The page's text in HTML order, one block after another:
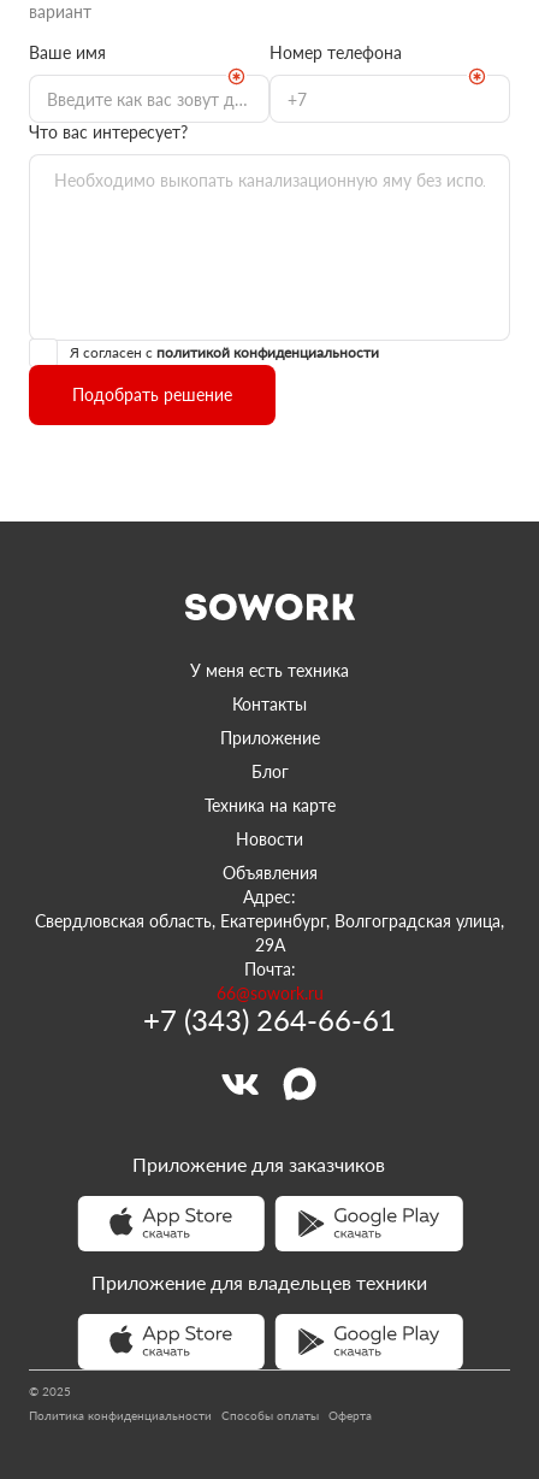
вариант
Ваше имя
Номер телефона
Что вас интересует?
Я согласен с политикой конфиденциальности
Подобрать решение
У меня есть техника
Контакты
Приложение
Блог
Техника на карте
Новости
Объявления
Адрес:
Свердловская область, Екатеринбург, Волгоградская улица,
29А
Почта:
66@sowork.ru
+7 (343) 264-66-61
© 2025
Политика конфиденциальности
Способы оплаты Оферта
Приложение для заказчиков
Приложение для владельцев техники